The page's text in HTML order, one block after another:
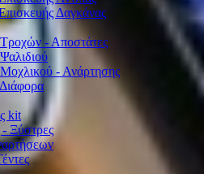
Δαγκάνας
- Αποστάτες
- Ανάρτησης
kit
- Ξύστρες